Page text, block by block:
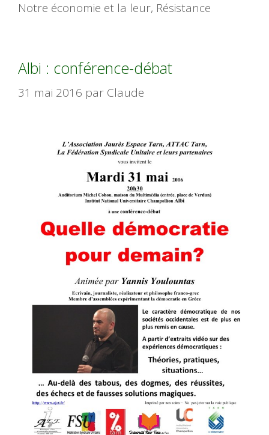
Notre économie et la leur, Résistance
Albi : conférence-débat
31 mai 2016 par Claude